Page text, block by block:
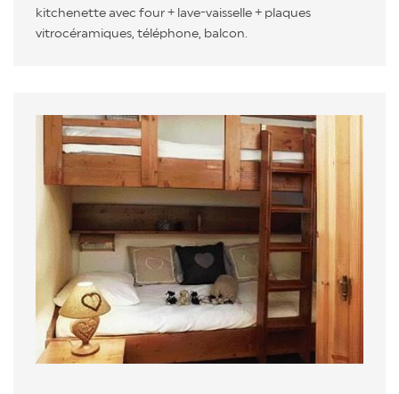
kitchenette avec four + lave-vaisselle + plaques
vitrocéramiques, téléphone, balcon.